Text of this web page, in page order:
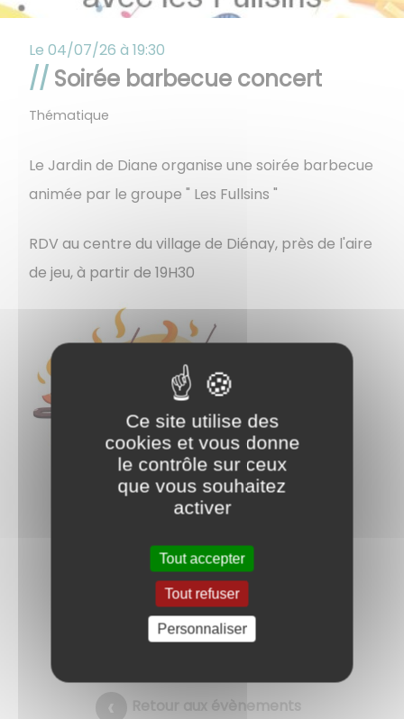
Le 04/07/26 à 19:30
Soirée barbecue concert
Thématique
Le Jardin de Diane organise une soirée barbecue
animée par le groupe " Les Fullsins "
RDV au centre du village de Diénay, près de l'aire
de jeu, à partir de 19H30
Retour aux évènements
Ce site utilise des
cookies et vous donne
le contrôle sur ceux
que vous souhaitez
activer
Tout accepter
Tout refuser
Personnaliser